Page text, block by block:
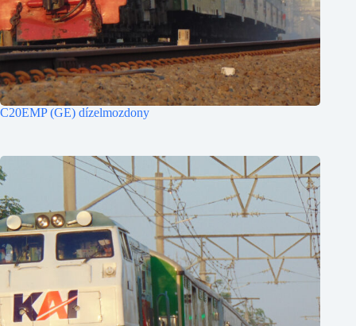
C20EMP (GE) dízelmozdony